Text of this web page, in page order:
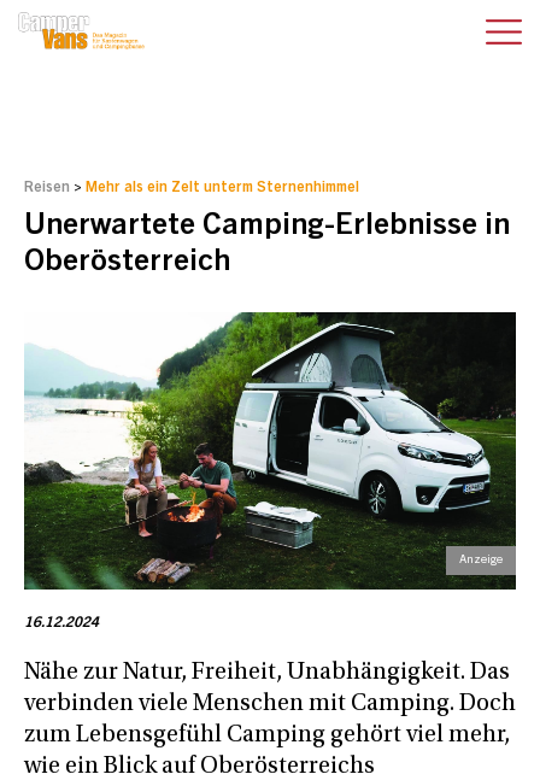
Reisen > Mehr als ein Zelt unterm Sternenhimmel
Unerwartete Camping-Erlebnisse in
Oberösterreich
16.12.2024
Nähe zur Natur, Freiheit, Unabhängigkeit. Das
verbinden viele Menschen mit Camping. Doch
zum Lebensgefühl Camping gehört viel mehr,
wie ein Blick auf Oberösterreichs